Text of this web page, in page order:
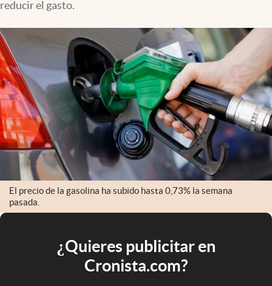
reducir el gasto.
El precio de la gasolina ha subido hasta 0,73% la semana
pasada.
¿Quieres publicitar en
Cronista.com?